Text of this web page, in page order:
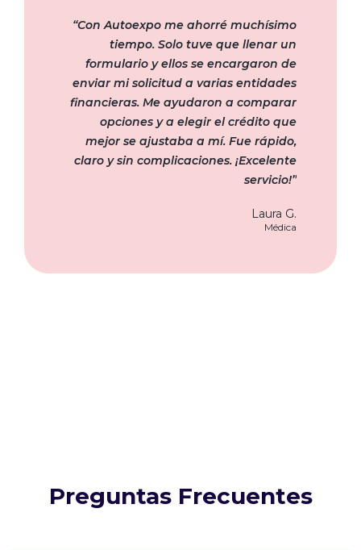
“Con Autoexpo me ahorré muchísimo
tiempo. Solo tuve que llenar un
formulario y ellos se encargaron de
enviar mi solicitud a varias entidades
financieras. Me ayudaron a comparar
opciones y a elegir el crédito que
mejor se ajustaba a mí. Fue rápido,
claro y sin complicaciones. ¡Excelente
servicio!”
Laura G.
Médica
Preguntas Frecuentes